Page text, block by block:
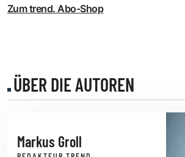
Zum trend. Abo-Shop
ÜBER DIE AUTOREN
Markus Groll